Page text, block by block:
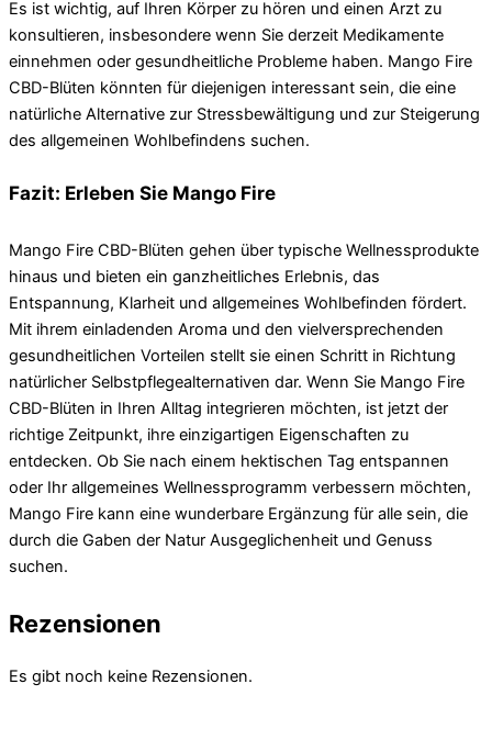
Es ist wichtig, auf Ihren Körper zu hören und einen Arzt zu
konsultieren, insbesondere wenn Sie derzeit Medikamente
einnehmen oder gesundheitliche Probleme haben. Mango Fire
CBD-Blüten könnten für diejenigen interessant sein, die eine
natürliche Alternative zur Stressbewältigung und zur Steigerung
des allgemeinen Wohlbefindens suchen.
Fazit: Erleben Sie Mango Fire
Mango Fire CBD-Blüten gehen über typische Wellnessprodukte
hinaus und bieten ein ganzheitliches Erlebnis, das
Entspannung, Klarheit und allgemeines Wohlbefinden fördert.
Mit ihrem einladenden Aroma und den vielversprechenden
gesundheitlichen Vorteilen stellt sie einen Schritt in Richtung
natürlicher Selbstpflegealternativen dar. Wenn Sie Mango Fire
CBD-Blüten in Ihren Alltag integrieren möchten, ist jetzt der
richtige Zeitpunkt, ihre einzigartigen Eigenschaften zu
entdecken. Ob Sie nach einem hektischen Tag entspannen
oder Ihr allgemeines Wellnessprogramm verbessern möchten,
Mango Fire kann eine wunderbare Ergänzung für alle sein, die
durch die Gaben der Natur Ausgeglichenheit und Genuss
suchen.
Rezensionen
Es gibt noch keine Rezensionen.